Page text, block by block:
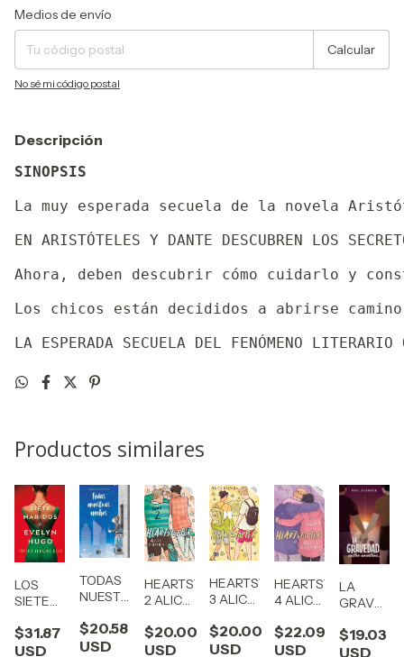
Entregas para el CP:
Medios de envío
Calcular
No sé mi código postal
Descripción
SINOPSIS
La muy esperada secuela de la novela
EN ARISTÓTELES Y DANTE DESCUBREN LOS
Ahora, deben descubrir cómo cuidarlo y
Los chicos están decididos a abrirse
LA ESPERADA SECUELA DEL FENÓMENO
Productos similares
LOS
SIETE
DE
EVELYN
$31.87
USD
TODAS
NUESTRAS
MAXI
PIZZICOTTI
$20.58
USD
HEARTSTOPPER
2 ALICE
$20.00
USD
HEARTSTOPPER
3 ALICE
$20.00
USD
HEARTSTOPPER
4 ALICE
(INGLES)
$22.09
USD
LA
PHIL
$19.03
USD